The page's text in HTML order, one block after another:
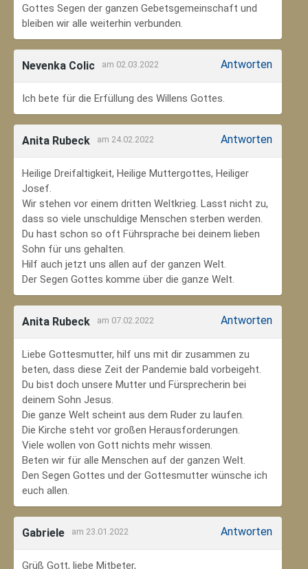
Gottes Segen der ganzen Gebetsgemeinschaft und
bleiben wir alle weiterhin verbunden.
Nevenka Colic am 02.03.2022 Antworten
Ich bete für die Erfüllung des Willens Gottes.
Anita Rubeck am 24.02.2022 Antworten
Heilige Dreifaltigkeit, Heilige Muttergottes, Heiliger
Josef.
Wir stehen vor einem dritten Weltkrieg. Lasst nicht zu,
dass so viele unschuldige Menschen sterben werden.
Du hast schon so oft Führsprache bei deinem lieben
Sohn für uns gehalten.
Hilf auch jetzt uns allen auf der ganzen Welt.
Der Segen Gottes komme über die ganze Welt.
Anita Rubeck am 07.02.2022 Antworten
Liebe Gottesmutter, hilf uns mit dir zusammen zu
beten, dass diese Zeit der Pandemie bald vorbeigeht.
Du bist doch unsere Mutter und Fürsprecherin bei
deinem Sohn Jesus.
Die ganze Welt scheint aus dem Ruder zu laufen.
Die Kirche steht vor großen Herausforderungen.
Viele wollen von Gott nichts mehr wissen.
Beten wir für alle Menschen auf der ganzen Welt.
Den Segen Gottes und der Gottesmutter wünsche ich
euch allen.
Gabriele am 23.01.2022 Antworten
Grüß Gott, liebe Mitbeter,